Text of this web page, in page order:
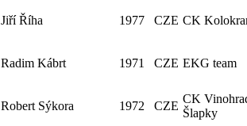
Jiří Říha 1977 CZE CK
Radim Kábrt 1971 CZE EKG team
Robert Sýkora 1972 CZE
CK
Šlapky